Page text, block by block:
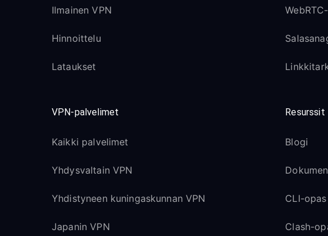
Ilmainen VPN
Hinnoittelu
Lataukset
VPN-palvelimet
Kaikki palvelimet
Yhdysvaltain VPN
Yhdistyneen kuningaskunnan VPN
Japanin VPN
Resurssit
Blogi
CLI-opas
Clash-